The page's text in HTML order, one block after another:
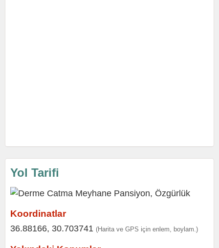
Yol Tarifi
Koordinatlar
36.88166, 30.703741 (Harita ve GPS için enlem, boylam.)